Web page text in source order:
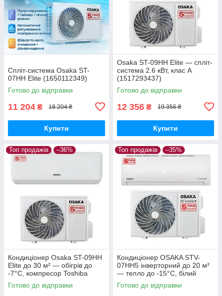
Спліт-система Osaka ST-
07HH Elite (1650112349)
Готово до відправки
11 204 ₴ 18 204 ₴
Купити
Osaka ST-09HH Elite — спліт-
система 2.6 кВт, клас А
(1517293437)
Готово до відправки
12 356 ₴ 19 356 ₴
Купити
Топ продажів –36%
Кондиціонер Osaka ST-09HH
Elite до 30 м² — обігрів до
-7°C, компресор Toshiba
Готово до відправки
Топ продажів –35%
Кондиціонер OSAKA STV-
07HH5 інверторний до 20 м²
— тепло до -15°C, білий
Готово до відправки